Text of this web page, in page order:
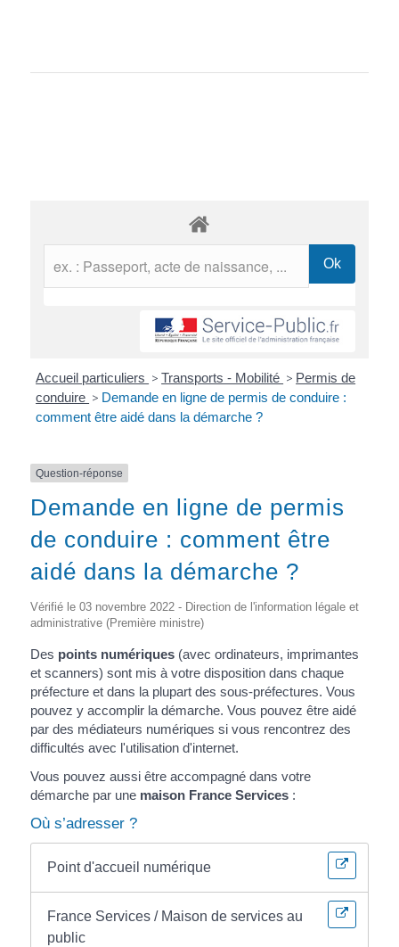
Accueil particuliers > Transports - Mobilité > Permis de
conduire > Demande en ligne de permis de conduire :
comment être aidé dans la démarche ?
Question-réponse
Demande en ligne de permis
de conduire : comment être
aidé dans la démarche ?
Vérifié le 03 novembre 2022 - Direction de l'information légale et
administrative (Première ministre)
Des points numériques(avec ordinateurs, imprimantes
et scanners) sont mis à votre disposition dans chaque
préfecture et dans la plupart des sous-préfectures. Vous
pouvez y accomplir la démarche. Vous pouvez être aidé
par des médiateurs numériques si vous rencontrez des
difficultés avec l'utilisation d'internet.
Vous pouvez aussi être accompagné dans votre
démarche par une maison France Services:
Où s’adresser ?
Point d'accueil numérique
France Services / Maison de services au
public